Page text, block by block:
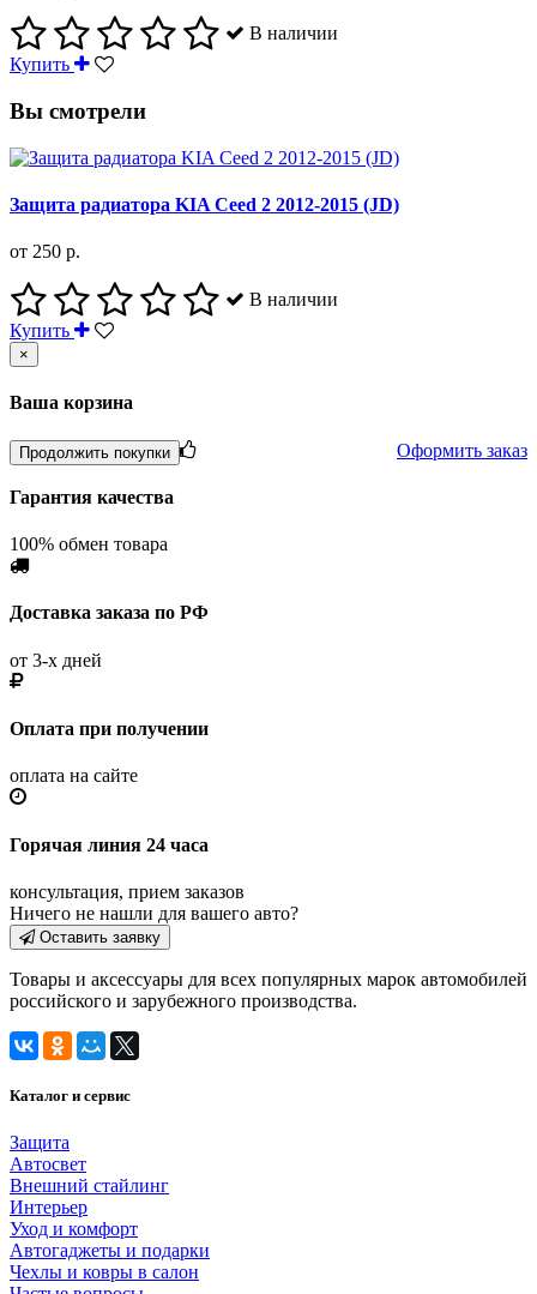
В наличии
Купить
Вы смотрели
Защита радиатора KIA Ceed 2 2012-2015 (JD)
от 250 р.
В наличии
Купить
×
Ваша корзина
Продолжить покупки Оформить заказ
Гарантия качества
100% обмен товара
Доставка заказа по РФ
от 3-х дней
Оплата при получении
оплата на сайте
Горячая линия 24 часа
консультация, прием заказов
Ничего не нашли для вашего авто?
Оставить заявку
Товары и аксессуары для всех популярных марок автомобилей
российского и зарубежного производства.
Каталог и сервис
Защита
Автосвет
Внешний стайлинг
Интерьер
Уход и комфорт
Автогаджеты и подарки
Чехлы и ковры в салон